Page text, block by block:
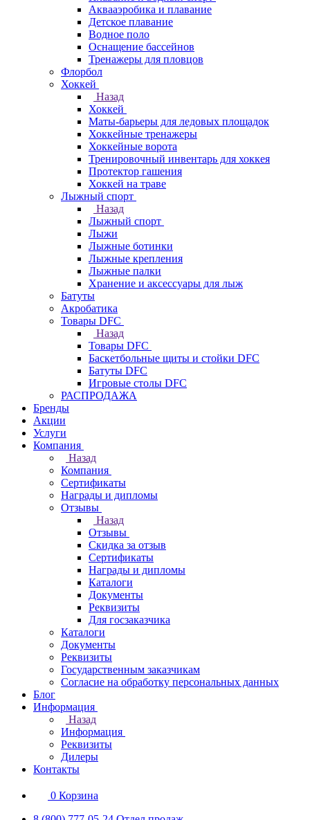
Аквааэробика и плавание
Детское плавание
Водное поло
Оснащение бассейнов
Тренажеры для пловцов
Флорбол
Хоккей
Назад
Хоккей
Маты-барьеры для ледовых площадок
Хоккейные тренажеры
Хоккейные ворота
Тренировочный инвентарь для хоккея
Протектор гашения
Хоккей на траве
Лыжный спорт
Назад
Лыжный спорт
Лыжи
Лыжные ботинки
Лыжные крепления
Лыжные палки
Хранение и аксессуары для лыж
Батуты
Акробатика
Товары DFC
Назад
Товары DFC
Баскетбольные щиты и стойки DFC
Батуты DFC
Игровые столы DFC
РАСПРОДАЖА
Бренды
Акции
Услуги
Компания
Назад
Компания
Сертификаты
Награды и дипломы
Отзывы
Назад
Отзывы
Скидка за отзыв
Сертификаты
Награды и дипломы
Каталоги
Документы
Реквизиты
Для госзаказчика
Каталоги
Документы
Реквизиты
Государственным заказчикам
Согласие на обработку персональных данных
Блог
Информация
Назад
Информация
Реквизиты
Дилеры
Контакты
0 Корзина